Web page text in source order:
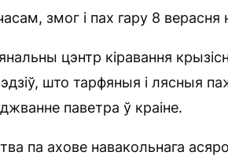
змог і пах гару 8 верасня
цэнтр кіравання
што тарфяныя і лясныя
паветра ў краіне.
па ахове навакольнага